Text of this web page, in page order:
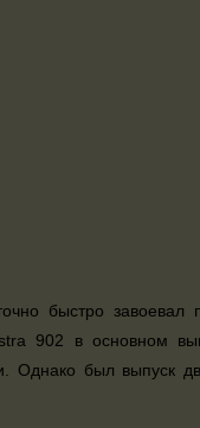
быстро завоевал
902 в основном
Однако был выпуск